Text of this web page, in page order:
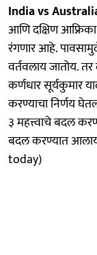
India vs
आणि दक्षिण
रंगणार आहे.
वर्तवलाय जातोय.
कर्णधार सूर्यकुमार
करण्याचा निर्णय
३ महत्त्वाचे बदल
बदल करण्यात
today)